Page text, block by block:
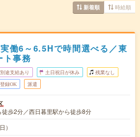
新着順 時給順
働6～6.5Hで時間選べる／東
ト事務
途支給あり 土日祝日が休み 残業なし
録OK 派遣
徒歩2分／西日暮里駅から徒歩8分
）